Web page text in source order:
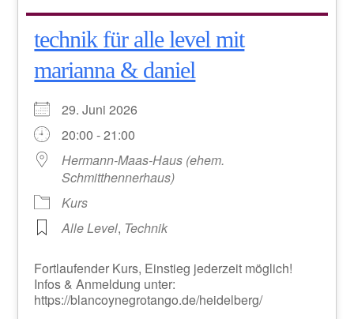
technik für alle level mit
marianna & daniel
29. Juni 2026
20:00 - 21:00
Hermann-Maas-Haus (ehem.
Schmitthennerhaus)
Kurs
Alle Level, Technik
Fortlaufender Kurs, Einstieg jederzeit möglich!
Infos & Anmeldung unter:
https://blancoynegrotango.de/heidelberg/